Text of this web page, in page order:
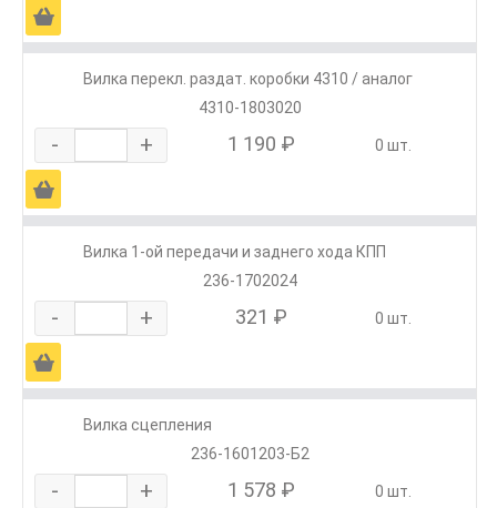
Ä
Вилка перекл. раздат. коробки 4310 / аналог
4310-1803020
- + 1 190 ₽ 0 шт.
Ä
Вилка 1-ой передачи и заднего хода КПП
236-1702024
- + 321 ₽ 0 шт.
Ä
Вилка сцепления
236-1601203-Б2
- + 1 578 ₽ 0 шт.